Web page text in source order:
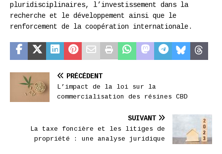
pluridisciplinaires, l’investissement dans la
recherche et le développement ainsi que le
renforcement de la coopération internationale.
PRÉCÉDENT
L’impact de la loi sur la
commercialisation des résines CBD
SUIVANT
La taxe foncière et les litiges de
propriété : une analyse juridique